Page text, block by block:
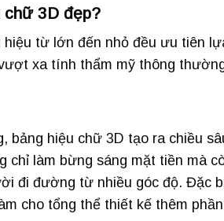
chữ 3D đẹp?
từ lớn đến nhỏ đều ưu tiên
xa tính thẩm mỹ thông
bảng hiệu chữ 3D tạo ra chiều
chỉ làm bừng sáng mặt tiền mà
đi đường từ nhiều góc độ. Đặc
cho tổng thể thiết kế thêm